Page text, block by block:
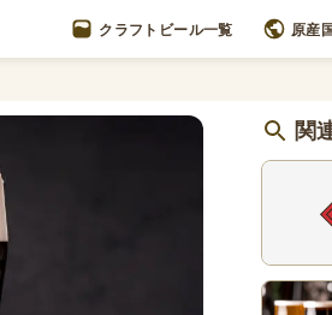
クラフトビール一覧 原産
関